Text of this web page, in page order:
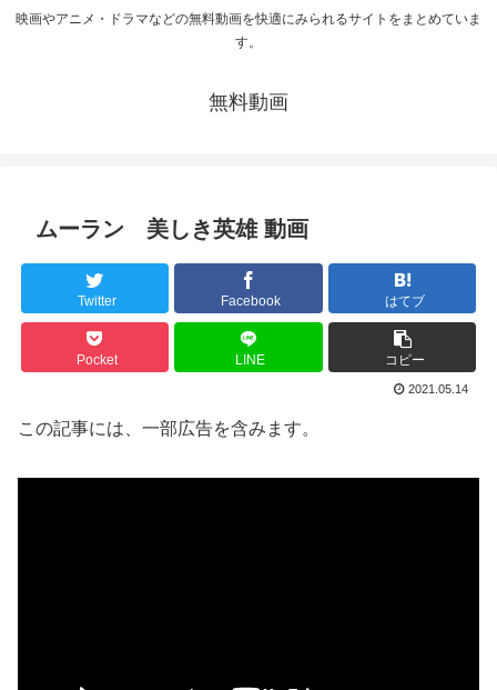
映画やアニメ・ドラマなどの無料動画を快適にみられるサイトをまとめていま
す。
無料動画
ムーラン 美しき英雄 動画
Twitter Facebook はてブ
Pocket LINE コピー
2021.05.14
この記事には、一部広告を含みます。